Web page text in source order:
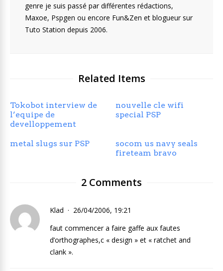
genre je suis passé par différentes rédactions,
Maxoe, Pspgen ou encore Fun&Zen et blogueur sur
Tuto Station depuis 2006.
Related Items
Tokobot interview de
l’equipe de
develloppement
nouvelle cle wifi
special PSP
metal slugs sur PSP
socom us navy seals
fireteam bravo
2 Comments
Klad
26/04/2006, 19:21
faut commencer a faire gaffe aux fautes
d’orthographes,c « design » et « ratchet and
clank ».